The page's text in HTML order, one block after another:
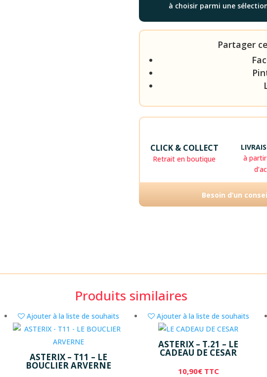
à choisir parmi une
Partager
CLICK & COLLECT
Retrait en boutique
à
Besoin d’un
Produits similaires
Ajouter à la liste de souhaits
ASTERIX – T11 – LE
BOUCLIER ARVERNE
Ajouter à la liste de souhaits
ASTERIX – T.21 – LE
CADEAU DE CESAR
10,90€ TTC